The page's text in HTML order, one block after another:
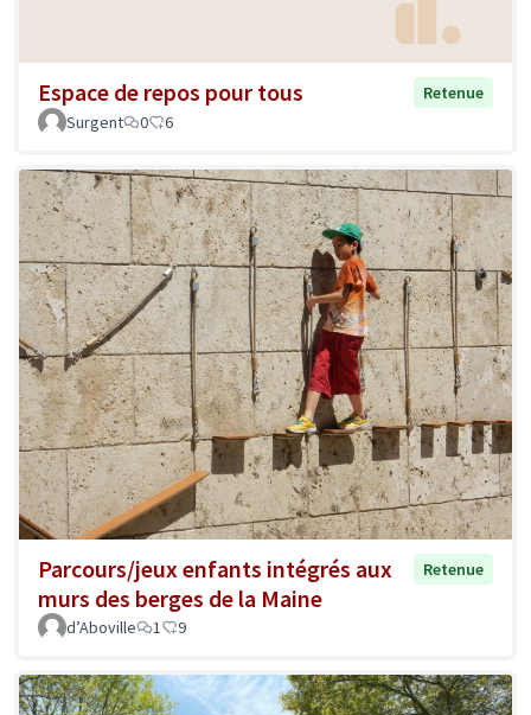
Espace de repos pour tous
Retenue
Surgent
0 6
Parcours/jeux enfants intégrés aux
murs des berges de la Maine
Retenue
d’Aboville 1 9